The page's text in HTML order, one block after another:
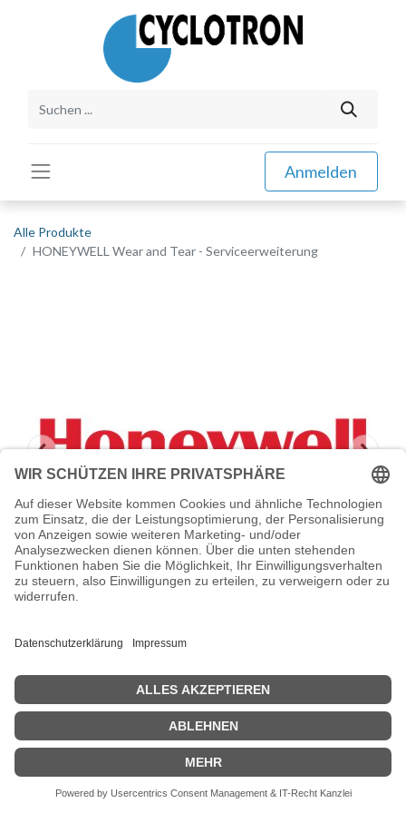
Anmelden
Alle Produkte
HONEYWELL Wear and Tear - Serviceerweiterung
HONEYWELL Wear and Tear -
Serviceerweiterung
Honeywell Wear and Tear - Serviceerweiterung - Arbeitszeit und
Ersatzteile - 3 Jahre - Bring-In - Reparaturzeit: 2 Arbeitstage - Day
One mehrjährig - für StratosH 2321
Zeige Preise inklusiv MwSt. (Brutto)